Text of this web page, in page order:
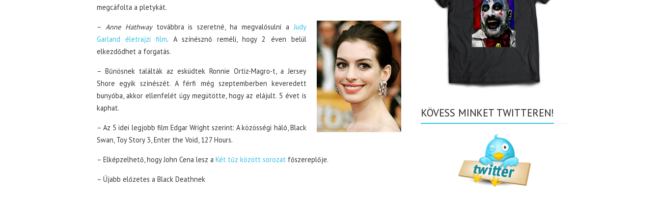
megcáfolta a pletykát.
– Anne Hathwaytovábbra is szeretné, ha megvalósulni aJudy
Garland életrajzi film. A színésznő reméli, hogy 2 éven belül
elkezdődhet a forgatás.
– Bűnösnek találták az esküdtek Ronnie Ortiz-Magro-t, a Jersey
Shore egyik színészét. A férfi még szeptemberben keveredett
bunyóba, akkor ellenfelét úgy megütötte, hogy az elájult. 5 évet is
kaphat.
– Az 5 idei legjobb film Edgar Wright szerint: A közösségi háló, Black
Swan, Toy Story 3, Enter the Void, 127 Hours.
– Elképzelhető, hogy John Cena lesz a Két tűz között sorozat főszereplője.
– Újabb előzetes a Black Deathnek
KÖVESS MINKET TWITTEREN!